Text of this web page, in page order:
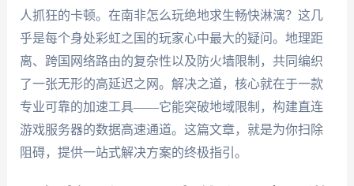
人抓狂的卡顿。在南非怎么玩绝地求生畅快淋漓？这几
乎是每个身处彩虹之国的玩家心中最大的疑问。地理距
离、跨国网络路由的复杂性以及防火墙限制，共同编织
了一张无形的高延迟之网。解决之道，核心就在于一款
专业可靠的加速工具——它能突破地域限制，构建直连
游戏服务器的数据高速通道。这篇文章，就是为你扫除
阻碍，提供一站式解决方案的终极指引。